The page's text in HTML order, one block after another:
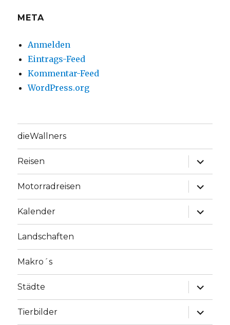
META
Anmelden
Eintrags-Feed
Kommentar-Feed
WordPress.org
dieWallners
Reisen
Motorradreisen
Kalender
Landschaften
Makro´s
Städte
Tierbilder